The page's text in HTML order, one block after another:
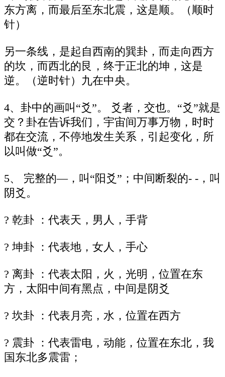
东方离，而最后至东北震，这是顺。（顺时
针）
另一条线，是起自西南的巽卦，而走向西方
的坎，而西北的艮，终于正北的坤，这是
逆。（逆时针）九在中央。
4、卦中的画叫“爻”。 爻者，交也。“爻”就是
交？卦在告诉我们，宇宙间万事万物，时时
都在交流，不停地发生关系，引起变化，所
以叫做“爻”。
5、 完整的—，叫“阳爻”；中间断裂的- -，叫
阴爻。
? 乾卦 ：代表天，男人，手背
? 坤卦 ：代表地，女人，手心
? 离卦 ：代表太阳，火，光明，位置在东
方，太阳中间有黑点，中间是阴爻
? 坎卦 ：代表月亮，水，位置在西方
? 震卦 ：代表雷电，动能，位置在东北，我
国东北多震雷；